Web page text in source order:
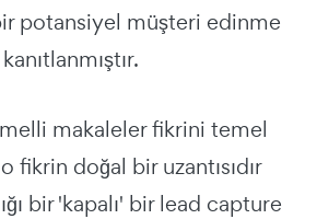
potansiyel müşteri edinme
makaleler fikrini temel
fikrin doğal bir uzantısıdır
bir 'kapalı' bir lead capture